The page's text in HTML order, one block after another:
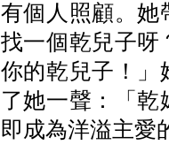
有個人照顧。她
找一個乾兒子呀
你的乾兒子！」
了她一聲：「
即成為洋溢主愛